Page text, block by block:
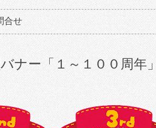
合せ
ナー「１～１００周年」